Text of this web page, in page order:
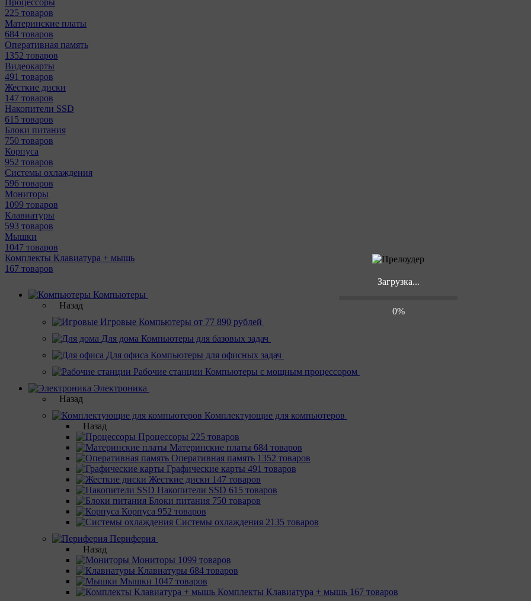
Загрузка...
0%
Процессоры
225 товаров
Материнcкие платы
684 товаров
Оперативная память
1352 товаров
Видеокарты
491 товаров
Жесткие диски
147 товаров
Накопители SSD
615 товаров
Блоки питания
750 товаров
Корпуса
952 товаров
Системы охлаждения
596 товаров
Мониторы
1099 товаров
Клавиатуры
593 товаров
Мышки
1047 товаров
Комплекты Клавиатура + мышь
167 товаров
Компьютеры
Назад
Игровые Компьютеры от 77 890 рублей
Для дома Компьютеры для базовых задач
Для офиса Компьютеры для офисных задач
Рабочие станции Компьютеры с мощным процессором
Электроника
Назад
Комплектующие для компьютеров
Назад
Процессоры 225 товаров
Материнcкие платы 684 товаров
Оперативная память 1352 товаров
Графические карты 491 товаров
Жесткие диски 147 товаров
Накопители SSD 615 товаров
Блоки питания 750 товаров
Корпуса 952 товаров
Системы охлаждения 2135 товаров
Периферия
Назад
Мониторы 1099 товаров
Клавиатуры 684 товаров
Мышки 1047 товаров
Комплекты Клавиатура + мышь 167 товаров